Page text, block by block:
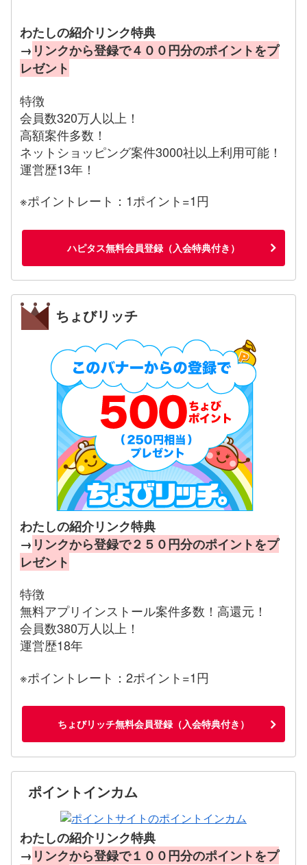
わたしの紹介リンク特典
→ リンクから登録で４００円分のポイントをプ
レゼント
特徴
会員数320万人以上！
高額案件多数！
ネットショッピング案件3000社以上利用可能！
運営歴13年！
※ポイントレート：1ポイント=1円
ハピタス無料会員登録（入会特典付き）
ちょびリッチ
わたしの紹介リンク特典
→ リンクから登録で２５０円分のポイントをプ
レゼント
特徴
無料アプリインストール案件多数！高還元！
会員数380万人以上！
運営歴18年
※ポイントレート：2ポイント=1円
ちょびリッチ無料会員登録（入会特典付き）
ポイントインカム
わたしの紹介リンク特典
→ リンクから登録で１００円分のポイントをプ